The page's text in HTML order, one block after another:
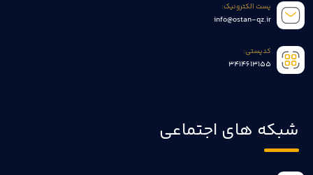
پست الکترونیک:
info@ostan-qz.ir
کدپستی:
3414613155
شبکه های اجتماعی